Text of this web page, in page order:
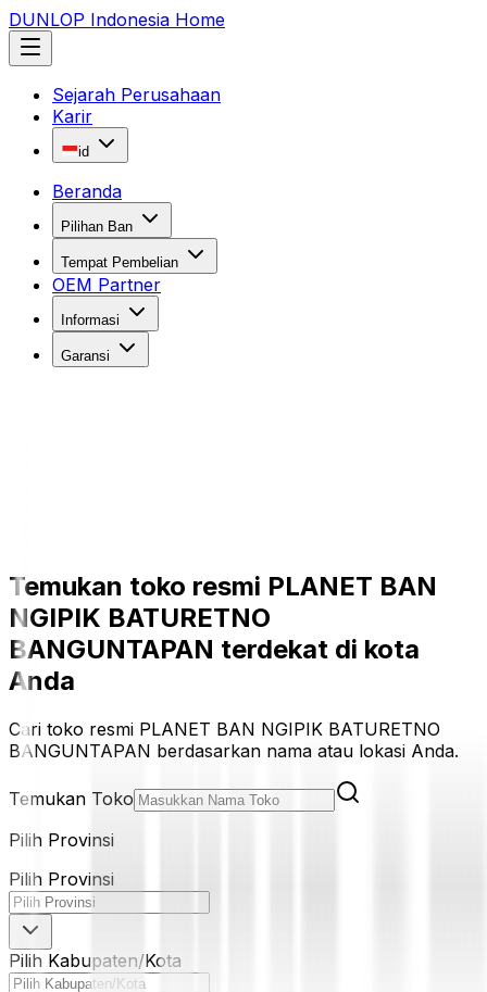
DUNLOP Indonesia Home
Sejarah Perusahaan
Karir
id
Beranda
Pilihan Ban
Tempat Pembelian
OEM Partner
Informasi
Garansi
Temukan toko resmi PLANET BAN
NGIPIK BATURETNO
BANGUNTAPAN terdekat di kota
Anda
Cari toko resmi PLANET BAN NGIPIK BATURETNO
BANGUNTAPAN berdasarkan nama atau lokasi Anda.
Temukan Toko
Pilih Provinsi
Pilih Provinsi
Pilih Kabupaten/Kota